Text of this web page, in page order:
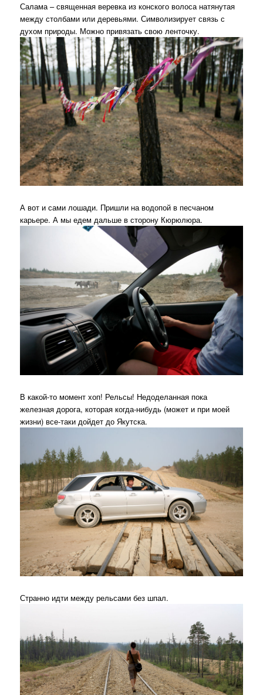
Салама – священная веревка из конского волоса натянутая
между столбами или деревьями. Символизирует связь с
духом природы. Можно привязать свою ленточку.
А вот и сами лошади. Пришли на водопой в песчаном
карьере. А мы едем дальше в сторону Кюрюлюра.
В какой-то момент хоп! Рельсы! Недоделанная пока
железная дорога, которая когда-нибудь (может и при моей
жизни) все-таки дойдет до Якутска.
Странно идти между рельсами без шпал.